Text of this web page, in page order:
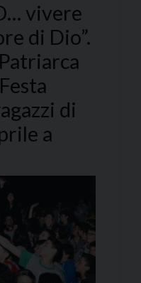
vivere
di Dio”.
di
a